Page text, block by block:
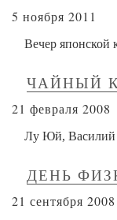
5 ноября 2011
Вечер японской
ЧАЙНЫЙ
21 февраля 2008
Лу Юй, Василий
ДЕНЬ
21 сентября 2008